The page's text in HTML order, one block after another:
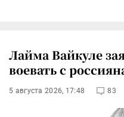
Лайма Вайкуле
воевать с
5 августа 2026, 17:48 83